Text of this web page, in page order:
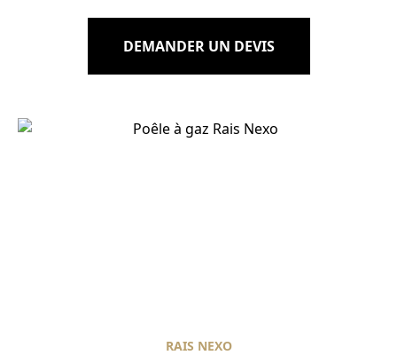
DEMANDER UN DEVIS
RAIS NEXO